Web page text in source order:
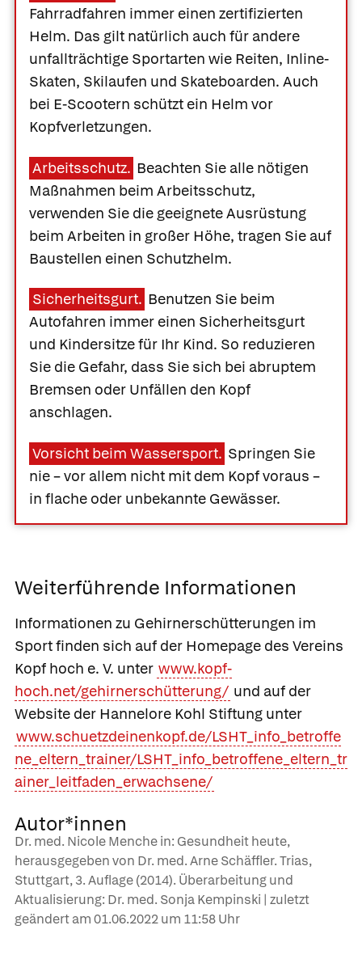
Fahrradfahren immer einen zertifizierten
Helm. Das gilt natürlich auch für andere
unfallträchtige Sportarten wie Reiten, Inline-
Skaten, Skilaufen und Skateboarden. Auch
bei E-Scootern schützt ein Helm vor
Kopfverletzungen.
Arbeitsschutz. Beachten Sie alle nötigen
Maßnahmen beim Arbeitsschutz,
verwenden Sie die geeignete Ausrüstung
beim Arbeiten in großer Höhe, tragen Sie auf
Baustellen einen Schutzhelm.
Sicherheitsgurt. Benutzen Sie beim
Autofahren immer einen Sicherheitsgurt
und Kindersitze für Ihr Kind. So reduzieren
Sie die Gefahr, dass Sie sich bei abruptem
Bremsen oder Unfällen den Kopf
anschlagen.
Vorsicht beim Wassersport. Springen Sie
nie – vor allem nicht mit dem Kopf voraus –
in flache oder unbekannte Gewässer.
Weiterführende Informationen
Informationen zu Gehirnerschütterungen im
Sport finden sich auf der Homepage des Vereins
Kopf hoch e. V. unter www.kopf-
hoch.net/gehirnerschütterung/ und auf der
Website der Hannelore Kohl Stiftung unter
www.schuetzdeinenkopf.de/LSHT_info_betroffe
ne_eltern_trainer/LSHT_info_betroffene_eltern_tr
ainer_leitfaden_erwachsene/
Autor*innen
Dr. med. Nicole Menche in: Gesundheit heute,
herausgegeben von Dr. med. Arne Schäffler. Trias,
Stuttgart, 3. Auflage (2014). Überarbeitung und
Aktualisierung: Dr. med. Sonja Kempinski | zuletzt
geändert am01.06.2022um 11:58 Uhr